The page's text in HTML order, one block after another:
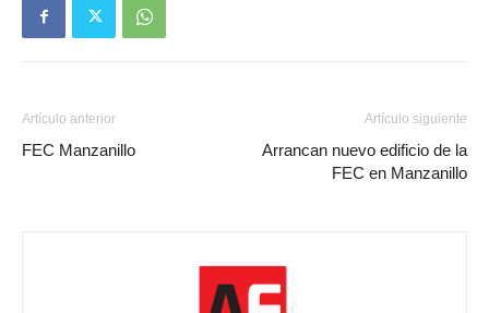
Artículo anterior
FEC Manzanillo
Artículo siguiente
Arrancan nuevo edificio de la
FEC en Manzanillo